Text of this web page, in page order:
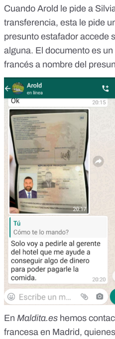
Cuando Arold le pide a
transferencia, esta le pide
presunto estafador accede
alguna. El documento es
francés a nombre del
En Maldita.es hemos
francesa en Madrid,